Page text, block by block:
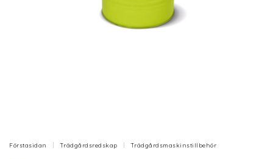
Förstasidan Trädgårdsredskap Trädgårdsmaskinstillbehör